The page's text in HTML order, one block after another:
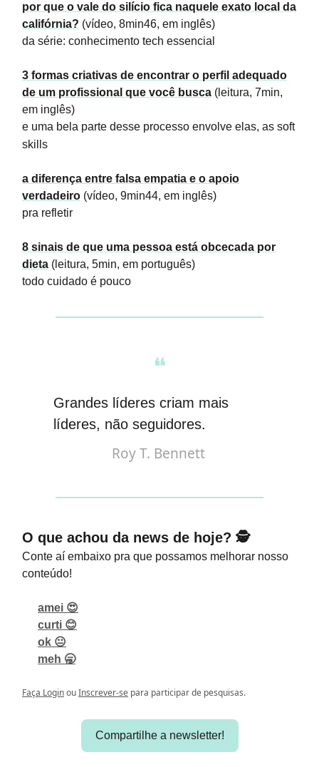
por que o vale do silício fica naquele exato local da
califórnia? (vídeo, 8min46, em inglês)
da série: conhecimento tech essencial
3 formas criativas de encontrar o perfil adequado
de um profissional que você busca (leitura, 7min,
em inglês)
e uma bela parte desse processo envolve elas, as soft
skills
a diferença entre falsa empatia e o apoio
verdadeiro (vídeo, 9min44, em inglês)
pra refletir
8 sinais de que uma pessoa está obcecada por
dieta (leitura, 5min, em português)
todo cuidado é pouco
❝
Grandes líderes criam mais
líderes, não seguidores.
Roy T. Bennett
O que achou da news de hoje? 🕵️
Conte aí embaixo pra que possamos melhorar nosso
conteúdo!
amei 😍
curti 😊
ok 😐
meh 🥱
Faça LoginouInscrever-se para participar de pesquisas.
Compartilhe a newsletter!